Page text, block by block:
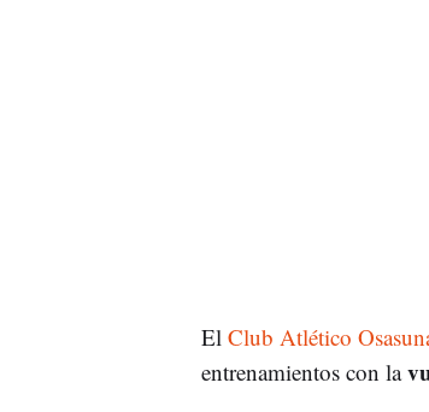
El Club Atlético
entrenamientos con la